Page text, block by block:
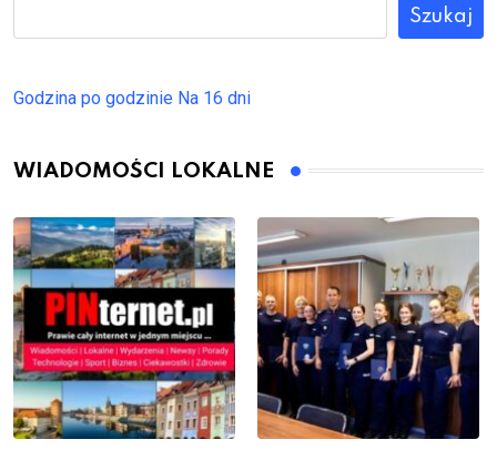
Szukaj
Godzina po godzinie Na 16 dni
WIADOMOŚCI LOKALNE